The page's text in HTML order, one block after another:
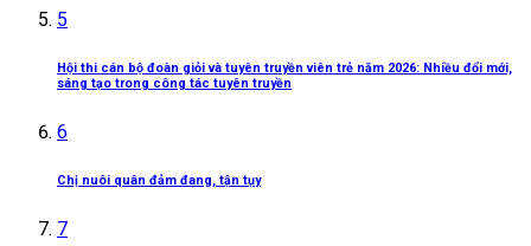
5
Hội thi cán bộ đoàn giỏi và tuyên truyền viên trẻ năm 2026: Nhiều đổi mới,
sáng tạo trong công tác tuyên truyền
6
Chị nuôi quân đảm đang, tận tụy
7